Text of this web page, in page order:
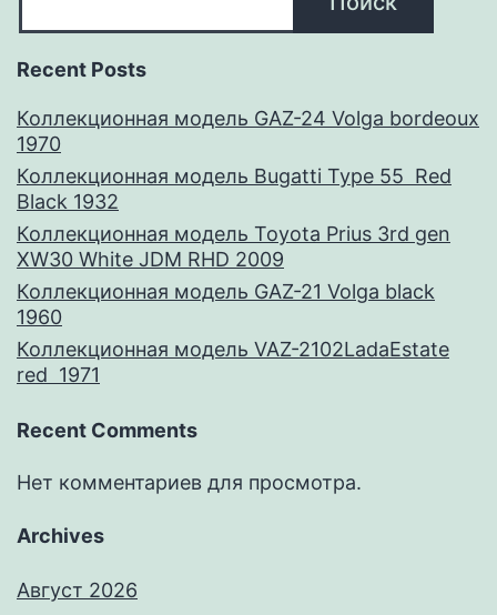
Recent Posts
Коллекционная модель GAZ-24 Volga bordeoux
1970
Коллекционная модель Bugatti Type 55 Red
Black 1932
Коллекционная модель Toyota Prius 3rd gen
XW30 White JDM RHD 2009
Коллекционная модель GAZ-21 Volga black
1960
Коллекционная модель VAZ-2102LadaEstate
red 1971
Recent Comments
Нет комментариев для просмотра.
Archives
Август 2026